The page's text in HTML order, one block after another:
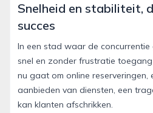
Snelheid en stabiliteit,
succes
In een stad waar de
snel en zonder frustratie
nu gaat om online reserveringen,
aanbieden van diensten, een
kan klanten afschrikken.